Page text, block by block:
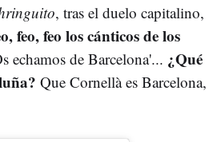
, tras el duelo capitalino,
feo, feo los cánticos de los
echamos de Barcelona'... ¿Qué
Que Cornellà es Barcelona,